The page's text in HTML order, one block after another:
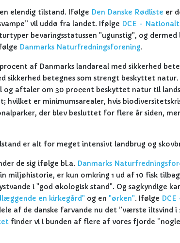
elendig tilstand. Ifølge Den Danske Rødliste er
vil uddø fra landet. Ifølge DCE -
bevaringsstatussen "ugunstig", og dermed
Danmarks Naturfredningsforening.
af Danmarks landareal med sikkerhed
sikkerhed betegnes som strengt beskyttet
aftaler om 30 procent beskyttet natur til
er minimumsarealer, hvis
der blev besluttet for flere år siden,
er alt for meget intensivt landbrug og
de sig ifølge bl.a. Danmarks
miljøhistorie, er kun omkring 1 ud af 10 fisk
i "god økologisk stand". Og sagkyndige
en kirkegård" og en "ørken". Ifølge
af de danske farvande nu det ”værste iltsvind i
finder vi i bunden af flere af vores fjorde